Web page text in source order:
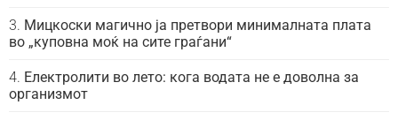
Мицкоски магично ја претвори минималната плата
во „куповна моќ на сите граѓани“
Електролити во лето: кога водата не е доволна за
организмот